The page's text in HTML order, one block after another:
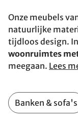
Onze meubels
natuurlijke
tijdloos design.
woonruimtes
meegaan. Lees
Banken & sofa's